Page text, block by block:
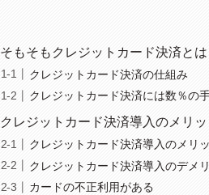
そもそもクレジットカード決済と
クレジットカード決済の仕組み
クレジットカード決済には数％の
クレジットカード決済導入のメリ
クレジットカード決済導入のメリ
クレジットカード決済導入のデメ
カードの不正利用がある